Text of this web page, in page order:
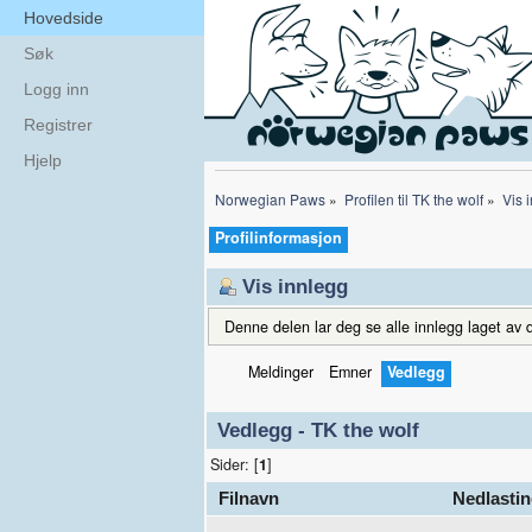
Hovedside
Søk
Logg inn
Registrer
Hjelp
Norwegian Paws » Profilen til TK the wolf» Vis
Profilinformasjon
Vis innlegg
Denne delen lar deg se alle innlegg laget
Meldinger Emner Vedlegg
Vedlegg - TK the wolf
Sider: [1]
Filnavn